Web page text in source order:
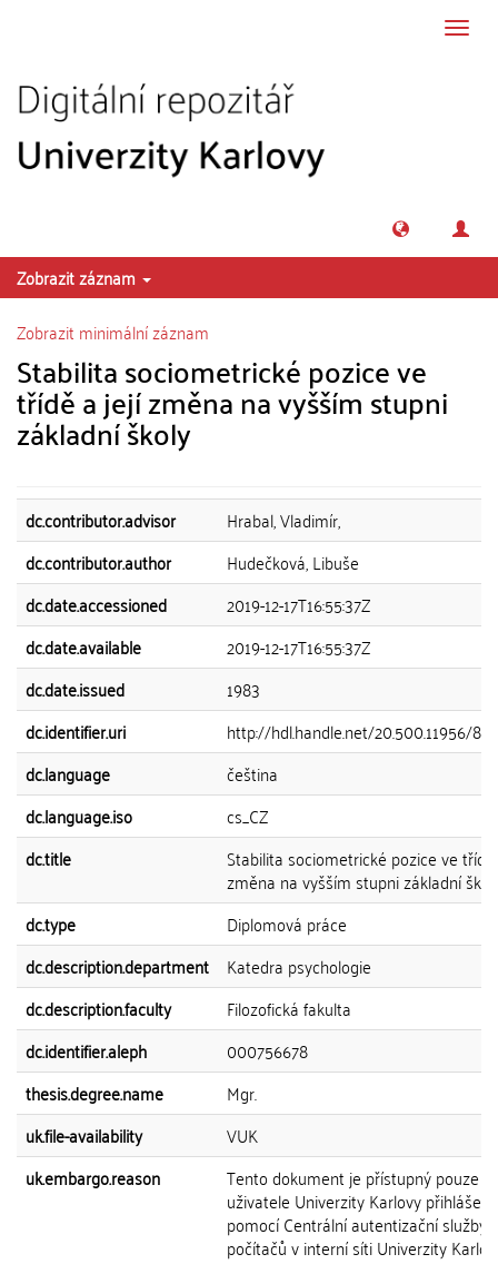
Zobrazit záznam
Zobrazit minimální záznam
Stabilita sociometrické pozice ve
třídě a její změna na vyšším stupni
základní školy
dc.contributor.advisor
Hrabal, Vladimír,
dc.contributor.author
Hudečková, Libuše
dc.date.accessioned
2019-12-17T16:55:37Z
dc.date.available
2019-12-17T16:55:37Z
dc.date.issued
1983
dc.identifier.uri
http://hdl.handle.net/20.500.11956/
dc.language
čeština
dc.language.iso
cs_CZ
dc.title
Stabilita sociometrické pozice ve
změna na vyšším stupni základní
dc.type
Diplomová práce
dc.description.department
Katedra psychologie
dc.description.faculty
Filozofická fakulta
dc.identifier.aleph
000756678
thesis.degree.name
Mgr.
uk.file-availability
VUK
uk.embargo.reason
Tento dokument je přístupný pouze
uživatele Univerzity Karlovy přihlášené
pomocí Centrální autentizační služby
počítačů v interní síti Univerzity